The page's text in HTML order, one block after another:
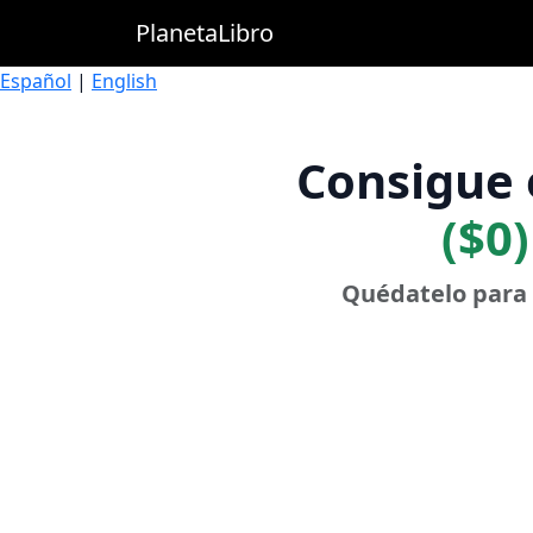
PlanetaLibro
Español | English
($0)
Quédatelo